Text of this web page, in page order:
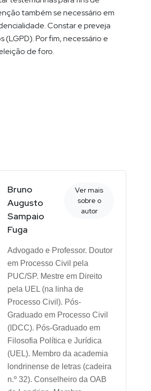
também se necessário em
Constar e preveja
Por fim, necessário e
de foro.
Bruno
Augusto
Sampaio
Fuga
Ver mais
sobre o
autor
Advogado e Professor. Doutor
em Processo Civil pela
PUC/SP. Mestre em Direito
pela UEL (na linha de
Processo Civil). Pós-
Graduado em Processo Civil
(IDCC). Pós-Graduado em
Filosofia Política e Jurídica
(UEL). Membro da academia
londrinense de letras (cadeira
n.º 32). Conselheiro da OAB